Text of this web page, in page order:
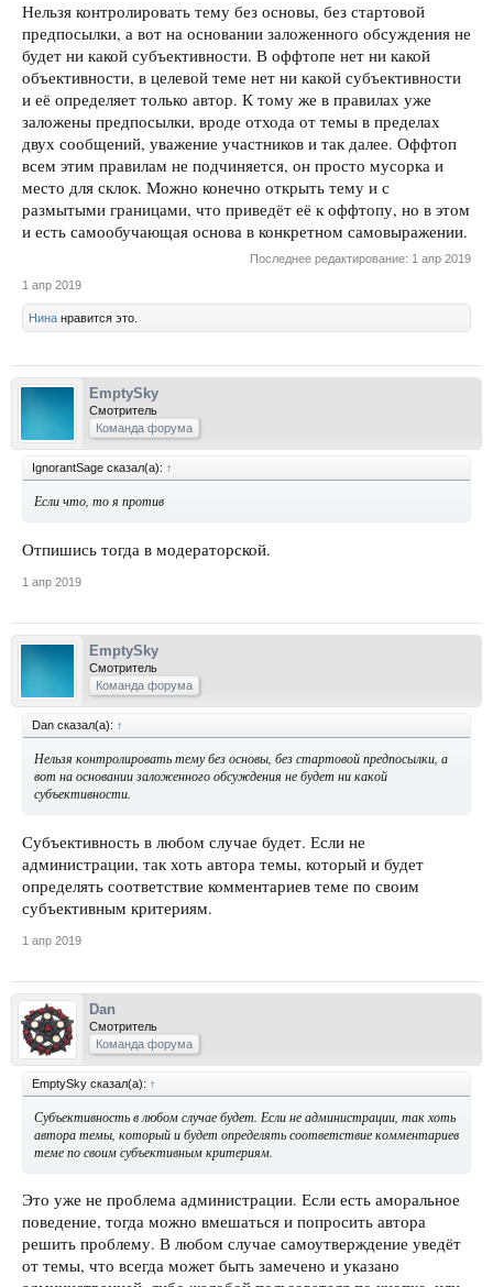
Нельзя контролировать тему без основы, без стартовой
предпосылки, а вот на основании заложенного обсуждения не
будет ни какой субъективности. В оффтопе нет ни какой
объективности, в целевой теме нет ни какой субъективности
и её определяет только автор. К тому же в правилах уже
заложены предпосылки, вроде отхода от темы в пределах
двух сообщений, уважение участников и так далее. Оффтоп
всем этим правилам не подчиняется, он просто мусорка и
место для склок. Можно конечно открыть тему и с
размытыми границами, что приведёт её к оффтопу, но в этом
и есть самообучающая основа в конкретном самовыражении.
Последнее редактирование: 1 апр 2019
1 апр 2019
Нина нравится это.
EmptySky
Смотритель
Команда форума
IgnorantSage сказал(а): ↑
Если что, то я против
Отпишись тогда в модераторской.
1 апр 2019
EmptySky
Смотритель
Команда форума
Dan сказал(а): ↑
Нельзя контролировать тему без основы, без стартовой предпосылки, а
вот на основании заложенного обсуждения не будет ни какой
субъективности.
Субъективность в любом случае будет. Если не
администрации, так хоть автора темы, который и будет
определять соответствие комментариев теме по своим
субъективным критериям.
1 апр 2019
Dan
Смотритель
Команда форума
EmptySky сказал(а): ↑
Субъективность в любом случае будет. Если не администрации, так хоть
автора темы, который и будет определять соответствие комментариев
теме по своим субъективным критериям.
Это уже не проблема администрации. Если есть аморальное
поведение, тогда можно вмешаться и попросить автора
решить проблему. В любом случае самоутверждение уведёт
от темы, что всегда может быть замечено и указано